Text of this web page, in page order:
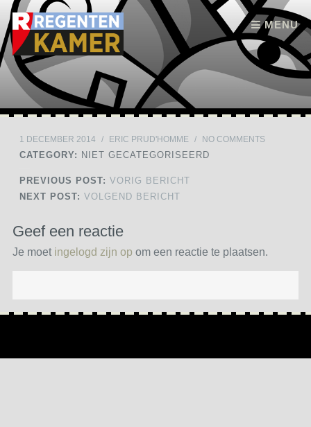
MENU
Skip to content
1 DECEMBER 2014 / ERIC PRUD'HOMME / NO COMMENTS
CATEGORY: NIET GECATEGORISEERD
PREVIOUS POST: VORIG BERICHT
NEXT POST: VOLGEND BERICHT
Geef een reactie
Je moet ingelogd zijn op om een reactie te plaatsen.